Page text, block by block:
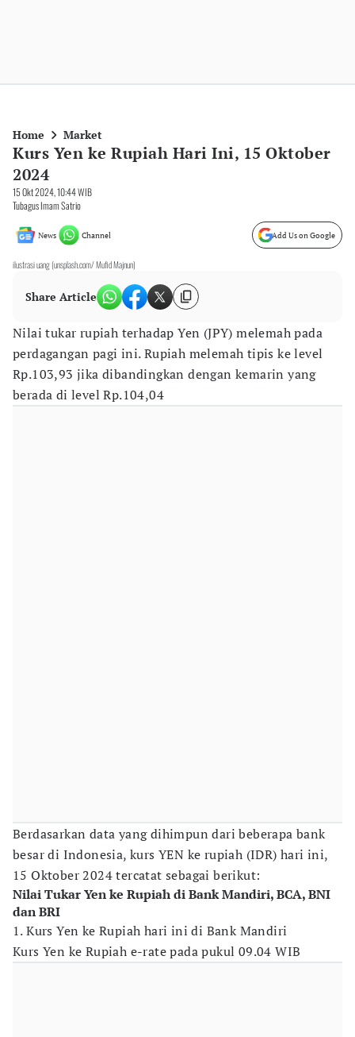
Home Market
Kurs Yen ke Rupiah Hari Ini, 15 Oktober
2024
15 Okt 2024, 10:44 WIB
Tubagus Imam Satrio
News Channel Add Us on Google
ilustrasi uang (unsplash.com/ Mufid Majnun)
Share Article
Nilai tukar rupiah terhadap Yen (JPY) melemah pada
perdagangan pagi ini. Rupiah melemah tipis ke level
Rp.103,93 jika dibandingkan dengan kemarin yang
berada di level Rp.104,04
Berdasarkan data yang dihimpun dari beberapa bank
besar di Indonesia, kurs YEN ke rupiah (IDR) hari ini,
15 Oktober 2024 tercatat sebagai berikut:
Nilai Tukar Yen ke Rupiah di Bank Mandiri, BCA, BNI
dan BRI
1. Kurs Yen ke Rupiah hari ini di Bank Mandiri
Kurs Yen ke Rupiah e-rate pada pukul 09.04 WIB